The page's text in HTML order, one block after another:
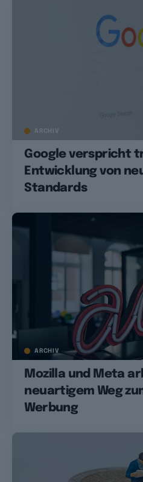
ARCHIV
Google verspricht
Entwicklung von
Standards
ARCHIV
Mozilla und Meta
neuartigem Weg
Werbung